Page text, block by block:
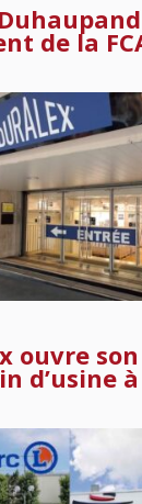
de la
ouvre
d’usine